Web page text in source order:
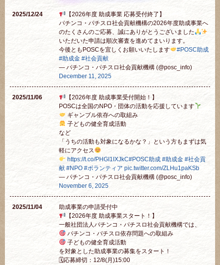
2025/12/24
【2026年度 助成事業 応募受付終了】
パチンコ・パチスロ社会貢献機構の2026年度助成事業へ
のたくさんのご応募、誠にありがとうございました
いただいた申請は順次審査を進めてまいります。
今後ともPOSCを宜しくお願いいたします
#POSC助成
#助成金 #社会貢献
— パチンコ・パチスロ社会貢献機構 (@posc_info)
December 11, 2025
2025/11/06
【2026年度 助成事業受付開始！】
POSCは全国のNPO・団体の活動を応援しています
ギャンブル依存への取組み
子どもの健全育成活動
など
「うちの活動も対象になるかな？」という方もまずは気
軽にアクセス
https://t.co/PHGI1IXJkC#POSC助成 #助成金 #社会貢
献 #NPO #ボランティア pic.twitter.com/ZLHu1paKSb
— パチンコ・パチスロ社会貢献機構 (@posc_info)
November 6, 2025
2025/11/04
助成事業の申請受付中
【2026年度 助成事業スタート！】
一般社団法人パチンコ・パチスロ社会貢献機構では、
パチンコ・パチスロ依存問題への取組み
子どもの健全育成活動
を対象とした助成事業の募集をスタート！
🗓応募締切：12/8(月)15:00